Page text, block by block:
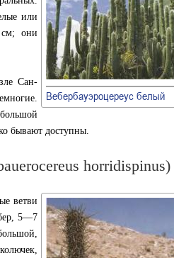
Вебербауэроцереус белый
или
они
Сан-
бывают доступны.
horridispinus)
ветви
5—7